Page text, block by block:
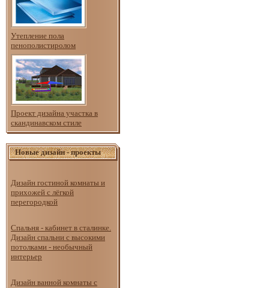
Утепление пола
пенополистиролом
Проект дизайна участка в
скандинавском стиле
Новые дизайн - проекты
Дизайн гостиной комнаты и
прихожей с лёгкой
перегородкой
Спальня - кабинет в сталинке.
Дизайн спальни с высокими
потолками - необычный
интерьер
Дизайн ванной комнаты с